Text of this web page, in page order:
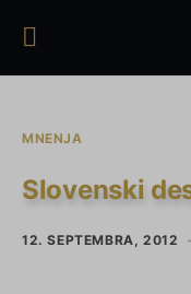
MNENJA
Slovenski
12. SEPTEMBRA, 2012